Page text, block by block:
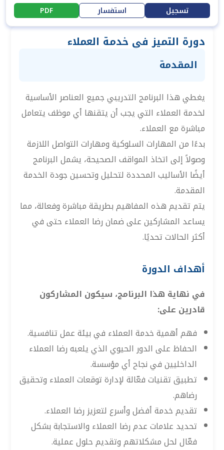
تسجيل استفسار PDF
دورة التميز في خدمة العملاء
المقدمة
يغطي هذا البرنامج التدريبي جميع العناصر الأساسية
لخدمة العملاء التي يجب أن يتقنها أي موظف يتعامل
مباشرة مع العملاء.
بدءًا من المهارات السلوكية ومهارات التواصل اللازمة
وصولاً إلى اتخاذ المواقف الصحيحة، يشمل البرنامج
أيضًا الأساليب المحددة لتحليل وتحسين جودة الخدمة
المقدمة.
يتم تقديم هذه المفاهيم بطريقة مباشرة وفعالة، مما
يساعد المشاركين على ضمان رضا العملاء حتى في
أكثر الحالات تحديًا.
أهداف الدورة
في نهاية هذا البرنامج، سيكون المشاركون
قادرين على:
فهم أهمية خدمة العملاء في بيئة عمل تنافسية.
الحفاظ على الدور الحيوي الذي يلعبه رضا العملاء
الداخليين في نجاح أي مؤسسة.
تطبيق تقنيات فعّالة لإدارة توقعات العملاء وتحقيق
رضاهم.
تقديم خدمة أفضل وأسرع لتعزيز رضا العملاء.
تحديد علامات عدم رضا العملاء والاستجابة بشكل
فعّال لحل مشكلاتهم وتقديم حلول عملية.